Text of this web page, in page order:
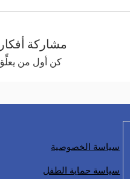
مشاركة
كن أول من
سياسة الخصوصية
سياسة حماية الطفل